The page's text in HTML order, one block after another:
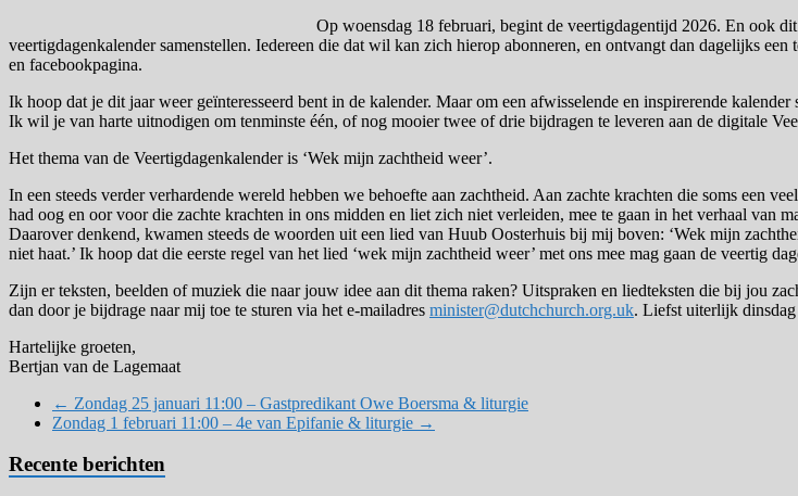
Op woensdag 18 februari, begint de veertigdagentijd 2026. En ook
veertigdagenkalender samenstellen. Iedereen die dat wil kan zich hierop abonneren, en ontvangt dan dagelijks
en facebookpagina.
Ik hoop dat je dit jaar weer geïnteresseerd bent in de kalender. Maar om een afwisselende en inspirerende
Ik wil je van harte uitnodigen om tenminste één, of nog mooier twee of drie bijdragen te leveren aan de digitale
Het thema van de Veertigdagenkalender is ‘Wek mijn zachtheid weer’.
In een steeds verder verhardende wereld hebben we behoefte aan zachtheid. Aan zachte krachten die soms een
had oog en oor voor die zachte krachten in ons midden en liet zich niet verleiden, mee te gaan in het verhaal van
Daarover denkend, kwamen steeds de woorden uit een lied van Huub Oosterhuis bij mij boven: ‘Wek mijn
niet haat.’ Ik hoop dat die eerste regel van het lied ‘wek mijn zachtheid weer’ met ons mee mag gaan de veertig
Zijn er teksten, beelden of muziek die naar jouw idee aan dit thema raken? Uitspraken en liedteksten die bij jou
dan door je bijdrage naar mij toe te sturen via het e-mailadres minister@dutchchurch.org.uk. Liefst uiterlijk dinsdag
Hartelijke groeten,
Bertjan van de Lagemaat
← Zondag 25 januari 11:00 – Gastpredikant Owe Boersma & liturgie
Zondag 1 februari 11:00 – 4e van Epifanie & liturgie →
Recente berichten